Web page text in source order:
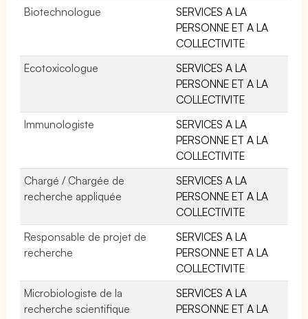
Biotechnologue
SERVICES A LA
PERSONNE ET A LA
COLLECTIVITE
Ecotoxicologue
SERVICES A LA
PERSONNE ET A LA
COLLECTIVITE
Immunologiste
SERVICES A LA
PERSONNE ET A LA
COLLECTIVITE
Chargé / Chargée de
recherche appliquée
SERVICES A LA
PERSONNE ET A LA
COLLECTIVITE
Responsable de projet de
recherche
SERVICES A LA
PERSONNE ET A LA
COLLECTIVITE
Microbiologiste de la
recherche scientifique
SERVICES A LA
PERSONNE ET A LA